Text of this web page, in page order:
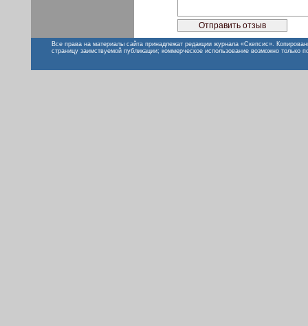
Все права на материалы сайта принадлежат редакции журнала «Скепсис».
страницу заимствуемой публикации; коммерческое использование возможно только